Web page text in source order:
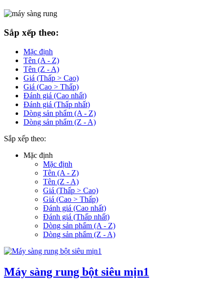
Sắp xếp theo:
Mặc định
Tên (A - Z)
Tên (Z - A)
Giá (Thấp > Cao)
Giá (Cao > Thấp)
Đánh giá (Cao nhất)
Đánh giá (Thấp nhất)
Dòng sản phẩm (A - Z)
Dòng sản phẩm (Z - A)
Sắp xếp theo:
Mặc định
Mặc định
Tên (A - Z)
Tên (Z - A)
Giá (Thấp > Cao)
Giá (Cao > Thấp)
Đánh giá (Cao nhất)
Đánh giá (Thấp nhất)
Dòng sản phẩm (A - Z)
Dòng sản phẩm (Z - A)
Máy sàng rung bột siêu mịn1